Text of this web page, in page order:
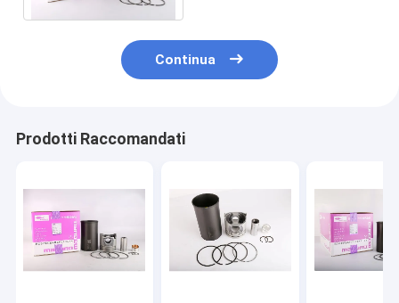
Continua
Prodotti Raccomandati